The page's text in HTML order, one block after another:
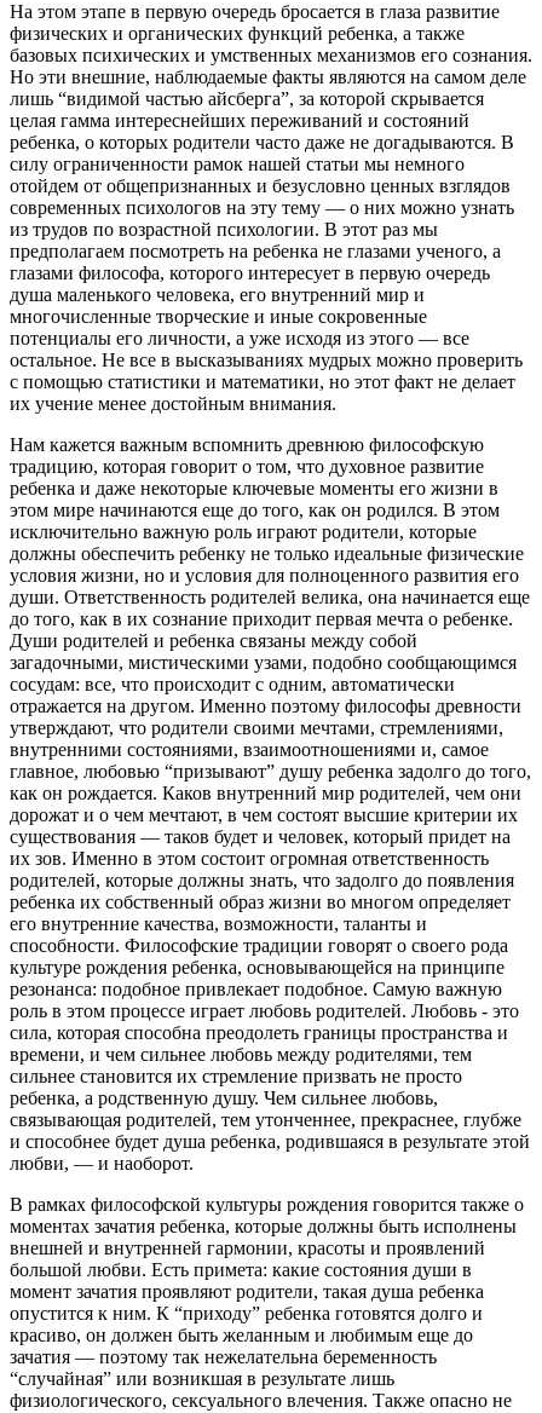
На этом этапе в первую очередь бросается в глаза развитие
физических и органических функций ребенка, а также
базовых психических и умственных механизмов его сознания.
Но эти внешние, наблюдаемые факты являются на самом деле
лишь “видимой частью айсберга”, за которой скрывается
целая гамма интереснейших переживаний и состояний
ребенка, о которых родители часто даже не догадываются. В
силу ограниченности рамок нашей статьи мы немного
отойдем от общепризнанных и безусловно ценных взглядов
современных психологов на эту тему — о них можно узнать
из трудов по возрастной психологии. В этот раз мы
предполагаем посмотреть на ребенка не глазами ученого, а
глазами философа, которого интересует в первую очередь
душа маленького человека, его внутренний мир и
многочисленные творческие и иные сокровенные
потенциалы его личности, а уже исходя из этого — все
остальное. Не все в высказываниях мудрых можно проверить
с помощью статистики и математики, но этот факт не делает
их учение менее достойным внимания.
Нам кажется важным вспомнить древнюю философскую
традицию, которая говорит о том, что духовное развитие
ребенка и даже некоторые ключевые моменты его жизни в
этом мире начинаются еще до того, как он родился. В этом
исключительно важную роль играют родители, которые
должны обеспечить ребенку не только идеальные физические
условия жизни, но и условия для полноценного развития его
души. Ответственность родителей велика, она начинается еще
до того, как в их сознание приходит первая мечта о ребенке.
Души родителей и ребенка связаны между собой
загадочными, мистическими узами, подобно сообщающимся
сосудам: все, что происходит с одним, автоматически
отражается на другом. Именно поэтому философы древности
утверждают, что родители своими мечтами, стремлениями,
внутренними состояниями, взаимоотношениями и, самое
главное, любовью “призывают” душу ребенка задолго до того,
как он рождается. Каков внутренний мир родителей, чем они
дорожат и о чем мечтают, в чем состоят высшие критерии их
существования — таков будет и человек, который придет на
их зов. Именно в этом состоит огромная ответственность
родителей, которые должны знать, что задолго до появления
ребенка их собственный образ жизни во многом определяет
его внутренние качества, возможности, таланты и
способности. Философские традиции говорят о своего рода
культуре рождения ребенка, основывающейся на принципе
резонанса: подобное привлекает подобное. Самую важную
роль в этом процессе играет любовь родителей. Любовь - это
сила, которая способна преодолеть границы пространства и
времени, и чем сильнее любовь между родителями, тем
сильнее становится их стремление призвать не просто
ребенка, а родственную душу. Чем сильнее любовь,
связывающая родителей, тем утонченнее, прекраснее, глубже
и способнее будет душа ребенка, родившаяся в результате этой
любви, — и наоборот.
В рамках философской культуры рождения говорится также о
моментах зачатия ребенка, которые должны быть исполнены
внешней и внутренней гармонии, красоты и проявлений
большой любви. Есть примета: какие состояния души в
момент зачатия проявляют родители, такая душа ребенка
опустится к ним. К “приходу” ребенка готовятся долго и
красиво, он должен быть желанным и любимым еще до
зачатия — поэтому так нежелательна беременность
“случайная” или возникшая в результате лишь
физиологического, сексуального влечения. Также опасно не